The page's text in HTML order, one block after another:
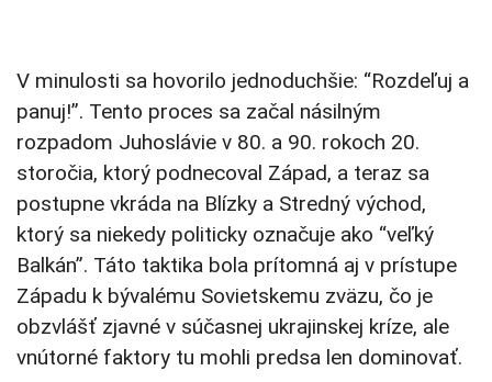
V minulosti sa hovorilo jednoduchšie: “Rozdeľuj a
panuj!”. Tento proces sa začal násilným
rozpadom Juhoslávie v 80. a 90. rokoch 20.
storočia, ktorý podnecoval Západ, a teraz sa
postupne vkráda na Blízky a Stredný východ,
ktorý sa niekedy politicky označuje ako “veľký
Balkán”. Táto taktika bola prítomná aj v prístupe
Západu k bývalému Sovietskemu zväzu, čo je
obzvlášť zjavné v súčasnej ukrajinskej kríze, ale
vnútorné faktory tu mohli predsa len dominovať.